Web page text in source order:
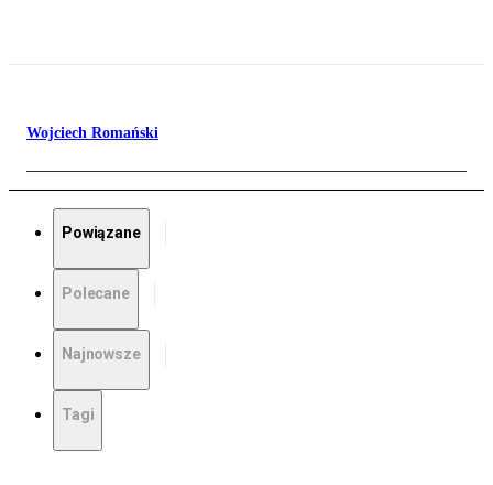
Wojciech Romański
Powiązane
Polecane
Najnowsze
Tagi